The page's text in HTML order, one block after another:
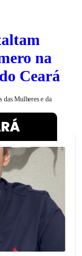
na
Ceará
das Mulheres e da